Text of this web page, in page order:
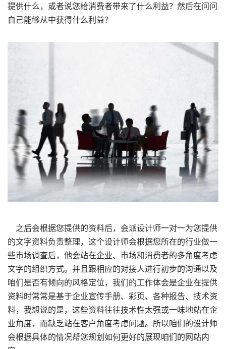
提供什么，或者说您给消费者带来了什么利益？然后在问问
自己能够从中获得什么利益？
之后会根据您提供的资料后，会派设计师一对一为您提供
的文字资料负责整理，这个设计师会根据您所在的行业做一
些市场调查后，他会站在企业、市场和消费者的多角度考虑
文字的组织方式。并且跟相应的对接人进行初步的沟通以及
咱们是否有倾向的风格定位，我们的工作体会是企业在提供
资料时常常是基于企业宣传手册、彩页、各种报告、技术资
料，我想说的是，这些资料往往技术性太强或一味地站在企
业角度，而缺乏站在客户角度考虑问题。所以咱们的设计师
会根据具体的情况帮您规划如何更好的展现咱们的网站内